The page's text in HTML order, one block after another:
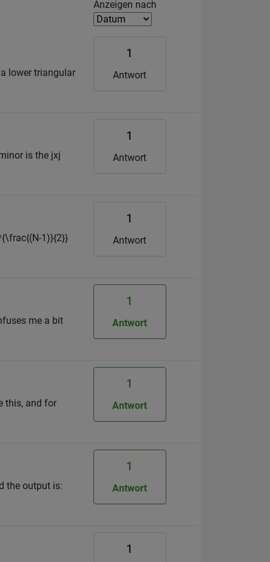
Filter2
Anzeigen nach
lower triangular
1
Antwort
is the jxj
1
Antwort
1)}{2}}
1
Antwort
me a bit
1
Antwort
this, and for
1
Antwort
the output is:
1
Antwort
1